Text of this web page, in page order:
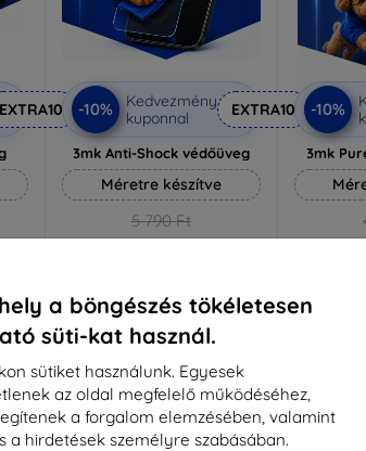
a böngészés tökéletesen
süti-kat használ.
sütiket használunk. Egyesek
az oldal megfelelő működéséhez,
a forgalom elemzésében, valamint
a hirdetések személyre szabásában.
EXTRA10 -10%
Kedvezmény
kuponnal
EXTRA10
3mk Anti-Shock védőüveg
Méretre készítve
5 790 Ft
5 211 Ft
-10%
3mk